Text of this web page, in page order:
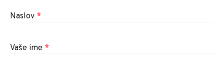
Naslov *
Vaše ime *